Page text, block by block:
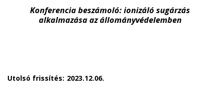
Konferencia beszámoló: ionizáló sugárzás
alkalmazása az állományvédelemben
Utolsó frissítés: 2023.12.06.